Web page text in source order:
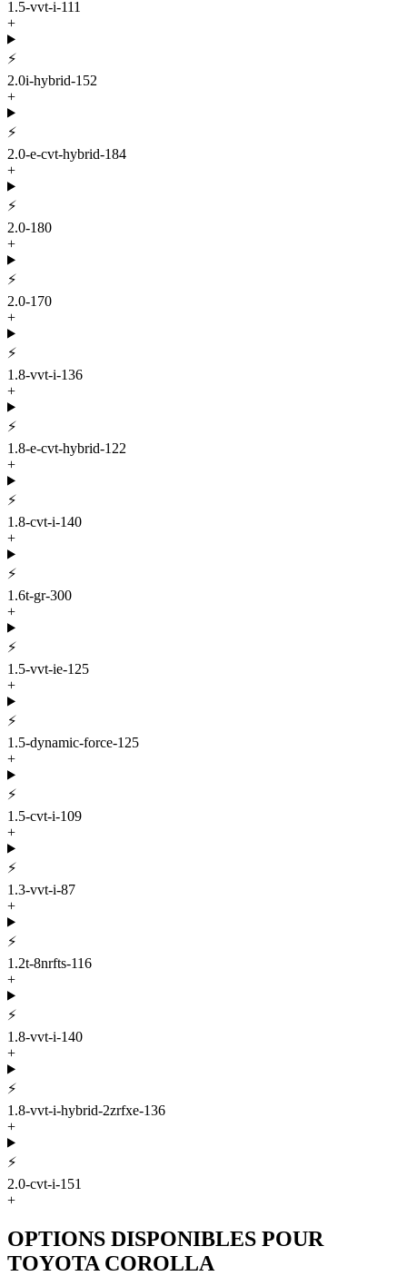
1.5-vvt-i-111
+
⚡
2.0i-hybrid-152
+
⚡
2.0-e-cvt-hybrid-184
+
⚡
2.0-180
+
⚡
2.0-170
+
⚡
1.8-vvt-i-136
+
⚡
1.8-e-cvt-hybrid-122
+
⚡
1.8-cvt-i-140
+
⚡
1.6t-gr-300
+
⚡
1.5-vvt-ie-125
+
⚡
1.5-dynamic-force-125
+
⚡
1.5-cvt-i-109
+
⚡
1.3-vvt-i-87
+
⚡
1.2t-8nrfts-116
+
⚡
1.8-vvt-i-140
+
⚡
1.8-vvt-i-hybrid-2zrfxe-136
+
⚡
2.0-cvt-i-151
+
OPTIONS DISPONIBLES POUR
TOYOTA COROLLA